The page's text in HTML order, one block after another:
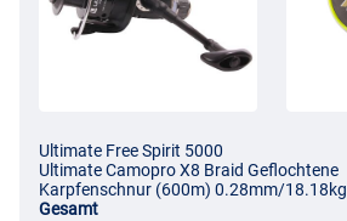
Ultimate Free Spirit 5000
Ultimate Camopro X8 Braid Geflochtene
Karpfenschnur (600m) 0.28mm/18.18kg
Gesamt